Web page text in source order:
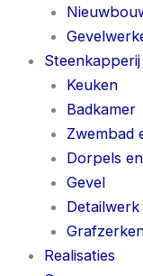
Steenkapperij
Keuken
Badkamer
Zwembad
Dorpels
Gevel
Detailwerk
Realisaties